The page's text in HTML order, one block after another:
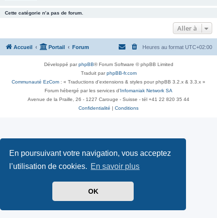
En poursuivant votre navigation, vous acceptez
l’utilisation de cookies. En savoir plus
OK
Cette catégorie n’a pas de forum.
Aller à
Accueil Portail Forum Heures au format UTC+02:00
Développé parphpBB® Forum Software © phpBB Limited
Traduit parphpBB-fr.com
Communauté EzCom : « Traductions d'extensions & styles pour phpBB 3.2.x & 3.3.x »
Forum hébergé par les services d’ Infomaniak Network SA
Avenue de la Praille, 26 - 1227 Carouge - Suisse - tél +41 22 820 35 44
Confidentialité
Conditions